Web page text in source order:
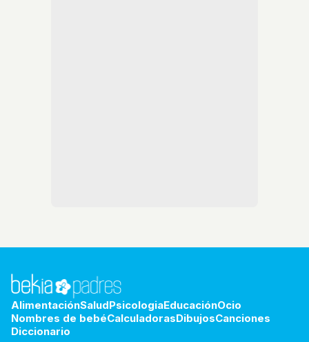
AlimentaciónSaludPsicologiaEducaciónOcio
Nombres de bebéCalculadorasDibujosCanciones
Diccionario